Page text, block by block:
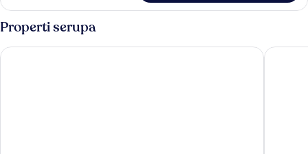
Executive
Deluxe
King
Room
Properti serupa
Nagasaki Marriott Hotel Candeo